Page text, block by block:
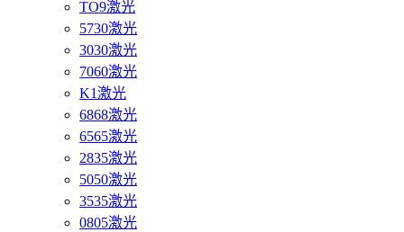
TO9激光
5730激光
3030激光
7060激光
K1激光
6868激光
6565激光
2835激光
5050激光
3535激光
0805激光